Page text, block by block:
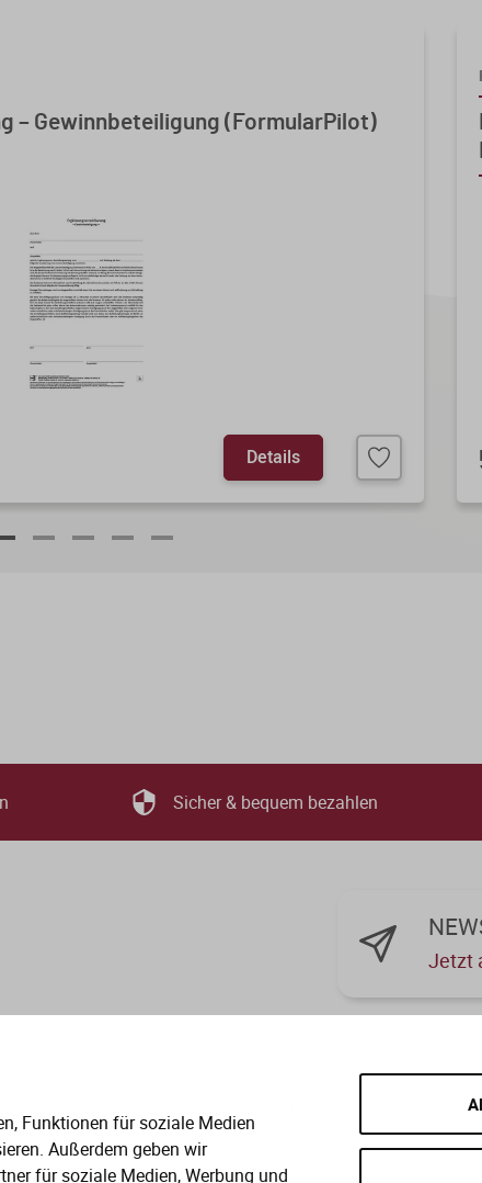
Funktionen für soziale Medien
Außerdem geben wir
für soziale Medien, Werbung und
– Gewinnbeteiligung (FormularPilot)
Details
Sicher & bequem bezahlen
Jetzt
männlich, weiblich und
für alle Geschlechter.